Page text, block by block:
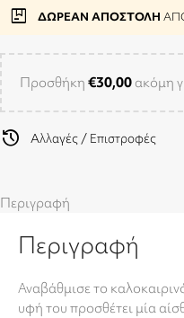
package ΔΩΡΕΑΝ ΑΠΟΣΤΟΛΗ
Προσθήκη €30,00 ακόμη
history Αλλαγές / Επιστροφές
Περιγραφή
Περιγραφή
Αναβάθμισε το
υφή του προσθέτει μία